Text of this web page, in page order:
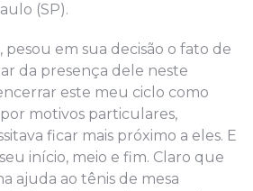
(SP).
em sua decisão o fato de
da presença dele neste
este meu ciclo como
motivos particulares,
ficar mais próximo a eles. E
início, meio e fim. Claro que
ajuda ao tênis de mesa